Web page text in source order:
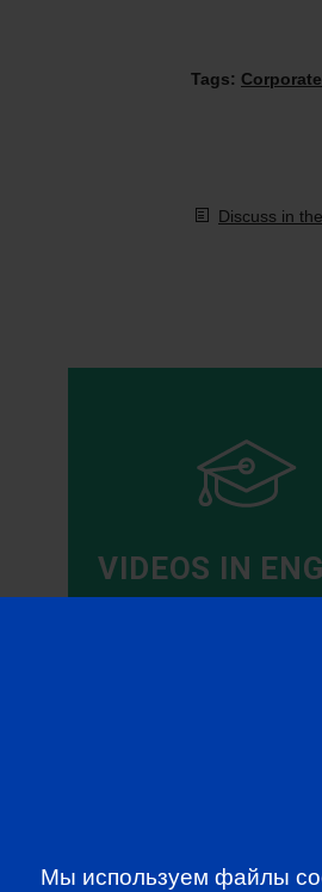
Tags:
Discuss in
VIDEOS IN
Мы используем файлы